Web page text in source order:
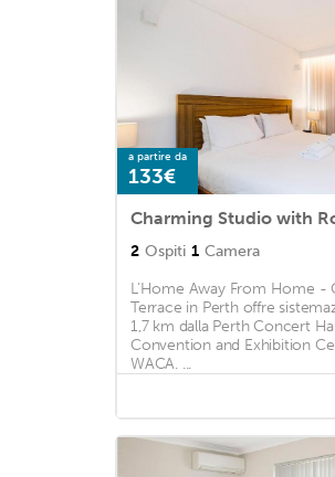
a partire da
133€
Charming Studio with
2 Ospiti 1 Camera
L'Home Away From Home -
Terrace in Perth offre
1,7 km dalla Perth Concert
Convention and Exhibition
WACA. ...